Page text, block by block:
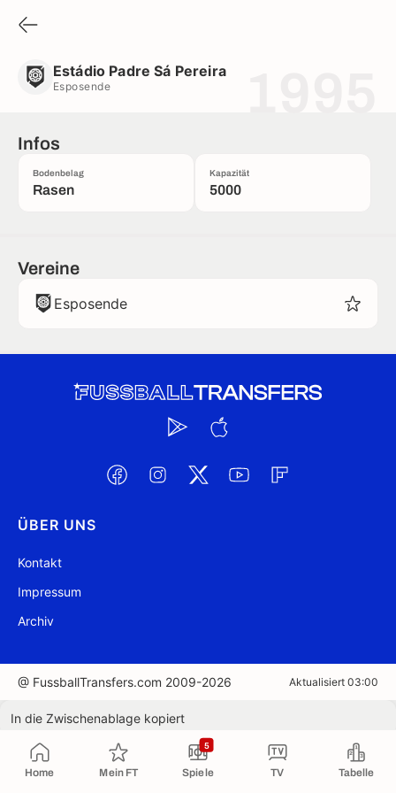
Home Mein FT Spiele
5
TV Tabelle
Estádio Padre Sá Pereira
Esposende
Infos
Bodenbelag
Rasen
Kapazität
5000
Vereine
Esposende
ÜBER UNS
Kontakt
Impressum
Archiv
@ FussballTransfers.com 2009-2026 Aktualisiert 03:00
In die Zwischenablage kopiert